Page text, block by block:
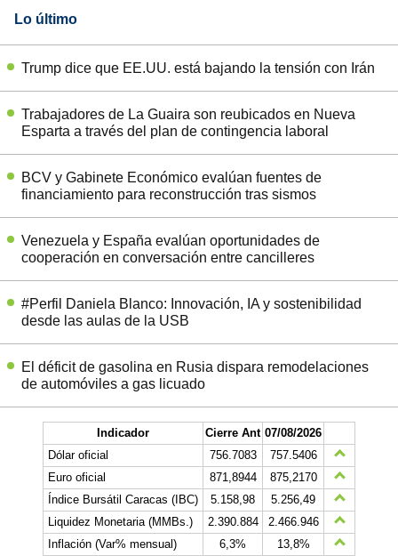
Lo último
Trump dice que EE.UU. está bajando la tensión con Irán
Trabajadores de La Guaira son reubicados en Nueva
Esparta a través del plan de contingencia laboral
BCV y Gabinete Económico evalúan fuentes de
financiamiento para reconstrucción tras sismos
Venezuela y España evalúan oportunidades de
cooperación en conversación entre cancilleres
#Perfil Daniela Blanco: Innovación, IA y sostenibilidad
desde las aulas de la USB
El déficit de gasolina en Rusia dispara remodelaciones
de automóviles a gas licuado
Indicador Cierre Ant 07/08/2026
Dólar oficial
756.7083
757.5406
Euro oficial
871,8944
875,2170
Índice Bursátil Caracas (IBC)
5.158,98
5.256,49
Liquidez Monetaria (MMBs.)
2.390.884
2.466.946
Inflación (Var% mensual)
6,3%
13,8%